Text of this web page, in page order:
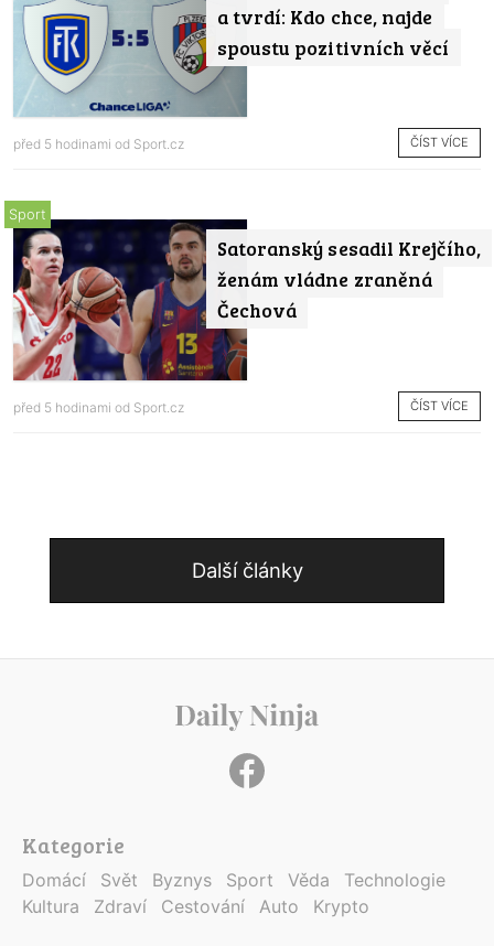
a tvrdí: Kdo chce, najde
spoustu pozitivních věcí
před 5 hodinami od Sport.cz ČÍST VÍCE
Satoranský sesadil Krejčího,
ženám vládne zraněná
Čechová
Sport
před 5 hodinami od Sport.cz ČÍST VÍCE
Další články
Kategorie
Domácí Svět Byznys Sport Věda
Technologie
Kultura
Zdraví Cestování Auto Krypto